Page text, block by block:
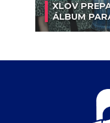
XLOV
ÁLBUM